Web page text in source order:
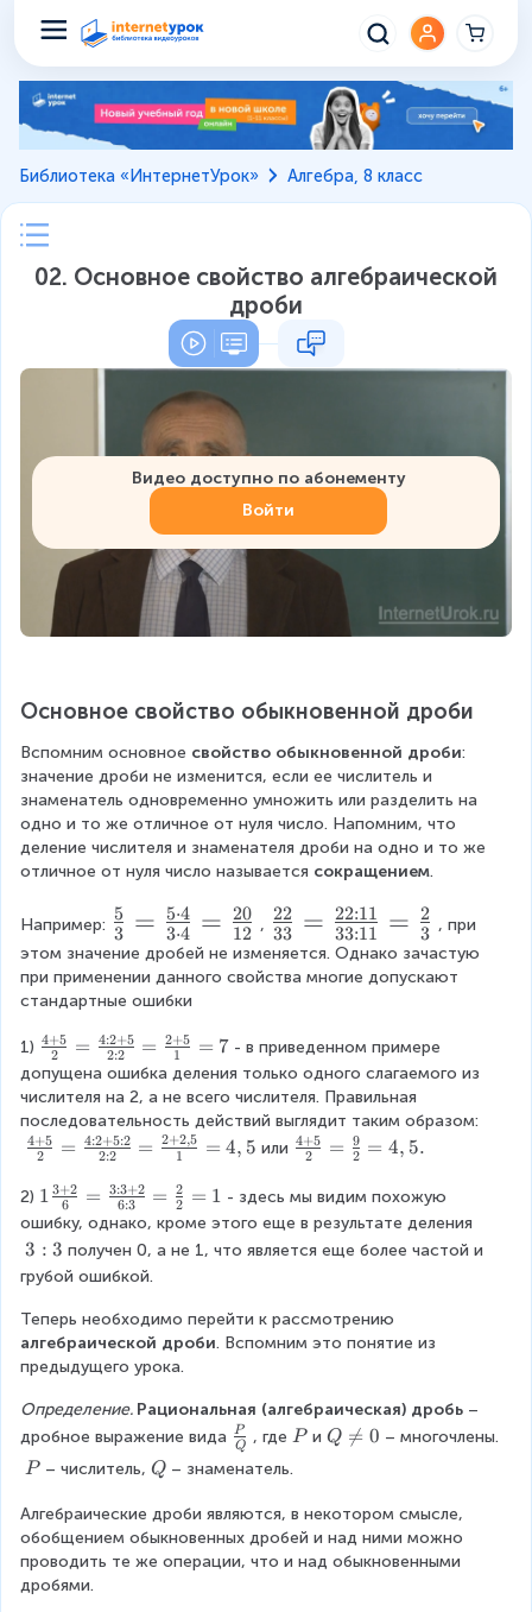
Библиотека «ИнтернетУрок» Алгебра, 8 класс
02. Основное свойство алгебраической
дроби
Видео доступно по абонементу
Войти
Основное свойство обыкновенной дроби
Вспомним основное свойство обыкновенной дроби:
значение дроби не изменится, если ее числитель и
знаменатель одновременно умножить или разделить на
одно и то же отличное от нуля число. Напомним, что
деление числителя и знаменателя дроби на одно и то же
отличное от нуля число называется сокращением.
Например: \
fr
a
c
{
5
}
{
3
}
=
\
fr
a
c
{
5
\
d
o
3
5 = 3⋅4
5⋅4 = 12
20
, \
fr
a
{
2
2
}
3
3
\
a
c
{
2:
1
33
22 = 33:11
22:11 = 3
2
, при
этом значение дробей не изменяется. Однако зачастую
при применении данного свойства многие допускают
стандартные ошибки
1) \
fr
a
c
{
4
+
}
{
2
=
\
fr
a
c
{
4
2
+
5
}
2
4+5 = 2:2
4:2+5 = 1
2+5 = 7 - в приведенном примере
допущена ошибка деления только одного слагаемого из
числителя на 2, а не всего числителя. Правильная
последовательность действий выглядит таким образом:
\
a
c
{
+
5
}
{
}
=
\
fr
a
c
{
4
:
2
4+5 = 2:2
4:2+5:2 = 1
2+2,5 = 4, 5 или \
a
c
{
5
}
}
=
c
{
9
2
4+5 = 2
9 = 4, 5.
2) 1
\
fr
a
c
{
3
+
}
{
6
1 6
3+2 = 6:3
3:3+2 = 2
2 = 1 - здесь мы видим похожую
ошибку, однако, кроме этого еще в результате деления
3
:
3 : 3 получен 0, а не 1, что является еще более частой и
грубой ошибкой.
Теперь необходимо перейти к рассмотрению
алгебраической дроби. Вспомним это понятие из
предыдущего урока.
Определение. Рациональная (алгебраическая) дробь –
дробное выражение вида \
fr
c
{
P
Q
P , где \
P и Q
e
q
0
Q 
= 0 – многочлены.
\
P
P – числитель, \
Q
Q – знаменатель.
Алгебраические дроби являются, в некотором смысле,
обобщением обыкновенных дробей и над ними можно
проводить те же операции, что и над обыкновенными
дробями.